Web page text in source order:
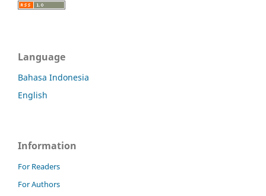
Language
Bahasa Indonesia
English
Information
For Readers
For Authors